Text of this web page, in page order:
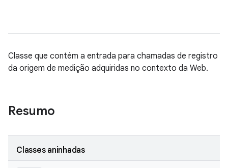
Classe que contém a entrada para chamadas de registro
da origem de medição adquiridas no contexto da Web.
Resumo
Classes aninhadas